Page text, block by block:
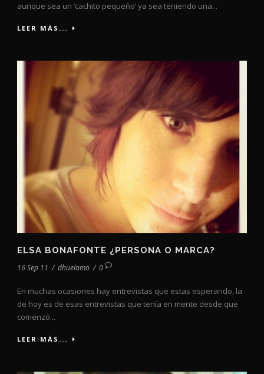
aunque sea un ‘cachito pequeño’ ya sea teniendo una...
LEER MÁS...
ELSA BONAFONTE ¿PERSONA O MARCA?
16 Sep 11 / dhuelamo / 0
En muchas ocasiones hay entrevistas que estas esperando, la
de hoy es de esas entrevistas que tenía en mente desde que
comenzó...
LEER MÁS...